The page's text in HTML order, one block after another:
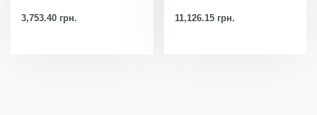
3,753.40 грн. 11,126.15 грн.